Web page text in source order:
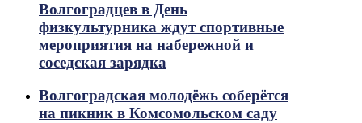
Волгоградцев в День
физкультурника ждут спортивные
мероприятия на набережной и
соседская зарядка
Волгоградская молодёжь соберётся
на пикник в Комсомольском саду